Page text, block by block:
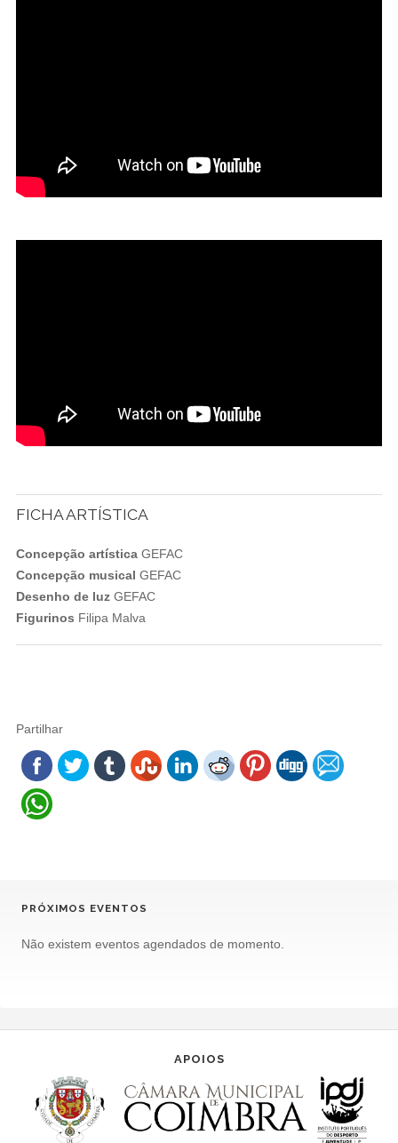
FICHA ARTÍSTICA
Concepção artísticaGEFAC
Concepção musical GEFAC
Desenho de luz GEFAC
Figurinos Filipa Malva
Partilhar
PRÓXIMOS EVENTOS
Não existem eventos agendados de momento.
APOIOS